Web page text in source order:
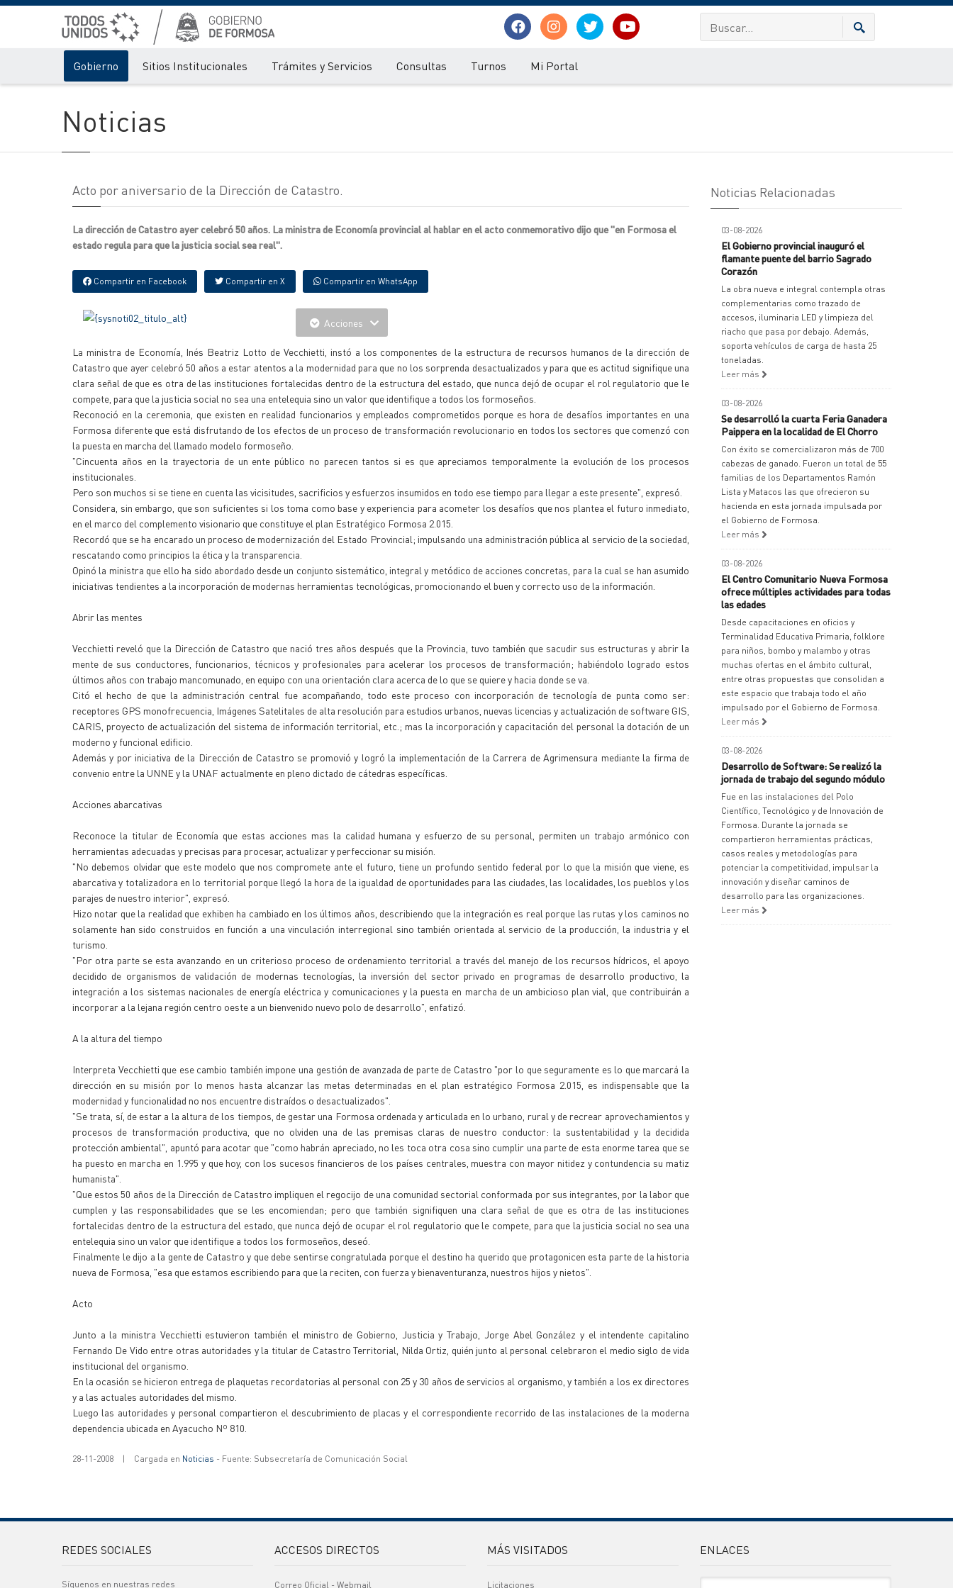
Gobierno Sitios Institucionales Trámites y Servicios Consultas Turnos Mi Portal
Noticias
Acto por aniversario de la Dirección de Catastro.
La dirección de Catastro ayer celebró 50 años. La ministra de Economía provincial al hablar en el acto conmemorativo dijo que "en Formosa el
estado regula para que la justicia social sea real".
Compartir en Facebook Compartir en X Compartir en WhatsApp
Acciones
La ministra de Economía, Inés Beatriz Lotto de Vecchietti, instó a los componentes de la estructura de recursos humanos de la dirección de
Catastro que ayer celebró 50 años a estar atentos a la modernidad para que no los sorprenda desactualizados y para que es actitud signifique una
clara señal de que es otra de las instituciones fortalecidas dentro de la estructura del estado, que nunca dejó de ocupar el rol regulatorio que le
compete, para que la justicia social no sea una entelequia sino un valor que identifique a todos los formoseños.
Reconoció en la ceremonia, que existen en realidad funcionarios y empleados comprometidos porque es hora de desafíos importantes en una
Formosa diferente que está disfrutando de los efectos de un proceso de transformación revolucionario en todos los sectores que comenzó con
la puesta en marcha del llamado modelo formoseño.
"Cincuenta años en la trayectoria de un ente público no parecen tantos si es que apreciamos temporalmente la evolución de los procesos
institucionales.
Pero son muchos si se tiene en cuenta las vicisitudes, sacrificios y esfuerzos insumidos en todo ese tiempo para llegar a este presente", expresó.
Considera, sin embargo, que son suficientes si los toma como base y experiencia para acometer los desafíos que nos plantea el futuro inmediato,
en el marco del complemento visionario que constituye el plan Estratégico Formosa 2.015.
Recordó que se ha encarado un proceso de modernización del Estado Provincial; impulsando una administración pública al servicio de la sociedad,
rescatando como principios la ética y la transparencia.
Opinó la ministra que ello ha sido abordado desde un conjunto sistemático, integral y metódico de acciones concretas, para la cual se han asumido
iniciativas tendientes a la incorporación de modernas herramientas tecnológicas, promocionando el buen y correcto uso de la información.
Abrir las mentes
Vecchietti reveló que la Dirección de Catastro que nació tres años después que la Provincia, tuvo también que sacudir sus estructuras y abrir la
mente de sus conductores, funcionarios, técnicos y profesionales para acelerar los procesos de transformación; habiéndolo logrado estos
últimos años con trabajo mancomunado, en equipo con una orientación clara acerca de lo que se quiere y hacia donde se va.
Citó el hecho de que la administración central fue acompañando, todo este proceso con incorporación de tecnología de punta como ser:
receptores GPS monofrecuencia, Imágenes Satelitales de alta resolución para estudios urbanos, nuevas licencias y actualización de software GIS,
CARIS, proyecto de actualización del sistema de información territorial, etc.; mas la incorporación y capacitación del personal la dotación de un
moderno y funcional edificio.
Además y por iniciativa de la Dirección de Catastro se promovió y logró la implementación de la Carrera de Agrimensura mediante la firma de
convenio entre la UNNE y la UNAF actualmente en pleno dictado de cátedras específicas.
Acciones abarcativas
Reconoce la titular de Economía que estas acciones mas la calidad humana y esfuerzo de su personal, permiten un trabajo armónico con
herramientas adecuadas y precisas para procesar, actualizar y perfeccionar su misión.
"No debemos olvidar que este modelo que nos compromete ante el futuro, tiene un profundo sentido federal por lo que la misión que viene, es
abarcativa y totalizadora en lo territorial porque llegó la hora de la igualdad de oportunidades para las ciudades, las localidades, los pueblos y los
parajes de nuestro interior", expresó.
Hizo notar que la realidad que exhiben ha cambiado en los últimos años, describiendo que la integración es real porque las rutas y los caminos no
solamente han sido construidos en función a una vinculación interregional sino también orientada al servicio de la producción, la industria y el
turismo.
"Por otra parte se esta avanzando en un criterioso proceso de ordenamiento territorial a través del manejo de los recursos hídricos, el apoyo
decidido de organismos de validación de modernas tecnologías, la inversión del sector privado en programas de desarrollo productivo, la
integración a los sistemas nacionales de energía eléctrica y comunicaciones y la puesta en marcha de un ambicioso plan vial, que contribuirán a
incorporar a la lejana región centro oeste a un bienvenido nuevo polo de desarrollo", enfatizó.
A la altura del tiempo
Interpreta Vecchietti que ese cambio también impone una gestión de avanzada de parte de Catastro "por lo que seguramente es lo que marcará la
dirección en su misión por lo menos hasta alcanzar las metas determinadas en el plan estratégico Formosa 2.015, es indispensable que la
modernidad y funcionalidad no nos encuentre distraídos o desactualizados".
"Se trata, sí, de estar a la altura de los tiempos, de gestar una Formosa ordenada y articulada en lo urbano, rural y de recrear aprovechamientos y
procesos de transformación productiva, que no olviden una de las premisas claras de nuestro conductor: la sustentabilidad y la decidida
protección ambiental", apuntó para acotar que "como habrán apreciado, no les toca otra cosa sino cumplir una parte de esta enorme tarea que se
ha puesto en marcha en 1.995 y que hoy, con los sucesos financieros de los países centrales, muestra con mayor nitidez y contundencia su matiz
humanista".
"Que estos 50 años de la Dirección de Catastro impliquen el regocijo de una comunidad sectorial conformada por sus integrantes, por la labor que
cumplen y las responsabilidades que se les encomiendan; pero que también signifiquen una clara señal de que es otra de las instituciones
fortalecidas dentro de la estructura del estado, que nunca dejó de ocupar el rol regulatorio que le compete, para que la justicia social no sea una
entelequia sino un valor que identifique a todos los formoseños, deseó.
Finalmente le dijo a la gente de Catastro y que debe sentirse congratulada porque el destino ha querido que protagonicen esta parte de la historia
nueva de Formosa, "esa que estamos escribiendo para que la reciten, con fuerza y bienaventuranza, nuestros hijos y nietos".
Acto
Junto a la ministra Vecchietti estuvieron también el ministro de Gobierno, Justicia y Trabajo, Jorge Abel González y el intendente capitalino
Fernando De Vido entre otras autoridades y la titular de Catastro Territorial, Nilda Ortiz, quién junto al personal celebraron el medio siglo de vida
institucional del organismo.
En la ocasión se hicieron entrega de plaquetas recordatorias al personal con 25 y 30 años de servicios al organismo, y también a los ex directores
y a las actuales autoridades del mismo.
Luego las autoridades y personal compartieron el descubrimiento de placas y el correspondiente recorrido de las instalaciones de la moderna
dependencia ubicada en Ayacucho Nº 810.
28-11-2008 | Cargada en Noticias - Fuente: Subsecretaría de Comunicación Social
Noticias Relacionadas
03-08-2026
El Gobierno provincial inauguró el
flamante puente del barrio Sagrado
Corazón
La obra nueva e integral contempla otras
complementarias como trazado de
accesos, iluminaria LED y limpieza del
riacho que pasa por debajo. Además,
soporta vehículos de carga de hasta 25
toneladas.
Leer más
03-08-2026
Se desarrolló la cuarta Feria Ganadera
Paippera en la localidad de El Chorro
Con éxito se comercializaron más de 700
cabezas de ganado. Fueron un total de 55
familias de los Departamentos Ramón
Lista y Matacos las que ofrecieron su
hacienda en esta jornada impulsada por
el Gobierno de Formosa.
Leer más
03-08-2026
El Centro Comunitario Nueva Formosa
ofrece múltiples actividades para todas
las edades
Desde capacitaciones en oficios y
Terminalidad Educativa Primaria, folklore
para niños, bombo y malambo y otras
muchas ofertas en el ámbito cultural,
entre otras propuestas que consolidan a
este espacio que trabaja todo el año
impulsado por el Gobierno de Formosa.
Leer más
03-08-2026
Desarrollo de Software: Se realizó la
jornada de trabajo del segundo módulo
Fue en las instalaciones del Polo
Científico, Tecnológico y de Innovación de
Formosa. Durante la jornada se
compartieron herramientas prácticas,
casos reales y metodologías para
potenciar la competitividad, impulsar la
innovación y diseñar caminos de
desarrollo para las organizaciones.
Leer más
REDES SOCIALES
Síguenos en nuestras redes
ACCESOS DIRECTOS
Correo Oficial - Webmail
MÁS VISITADOS
Licitaciones
ENLACES